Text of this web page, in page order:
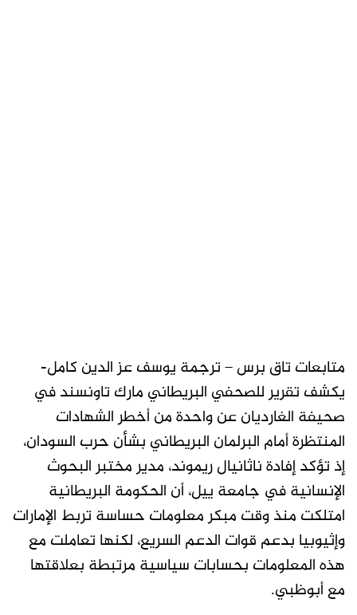
متابعات تاق برس – ترجمة يوسف عز الدين كامل-
يكشف تقرير للصحفي البريطاني مارك تاونسند في
صحيفة الغارديان عن واحدة من أخطر الشهادات
المنتظرة أمام البرلمان البريطاني بشأن حرب السودان،
إذ تؤكد إفادة ناثانيال ريموند، مدير مختبر البحوث
الإنسانية في جامعة ييل، أن الحكومة البريطانية
امتلكت منذ وقت مبكر معلومات حساسة تربط الإمارات
وإثيوبيا بدعم قوات الدعم السريع، لكنها تعاملت مع
هذه المعلومات بحسابات سياسية مرتبطة بعلاقتها
مع أبوظبي.